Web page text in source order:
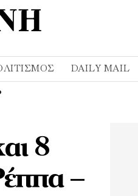
DAILY MAIL
8
–